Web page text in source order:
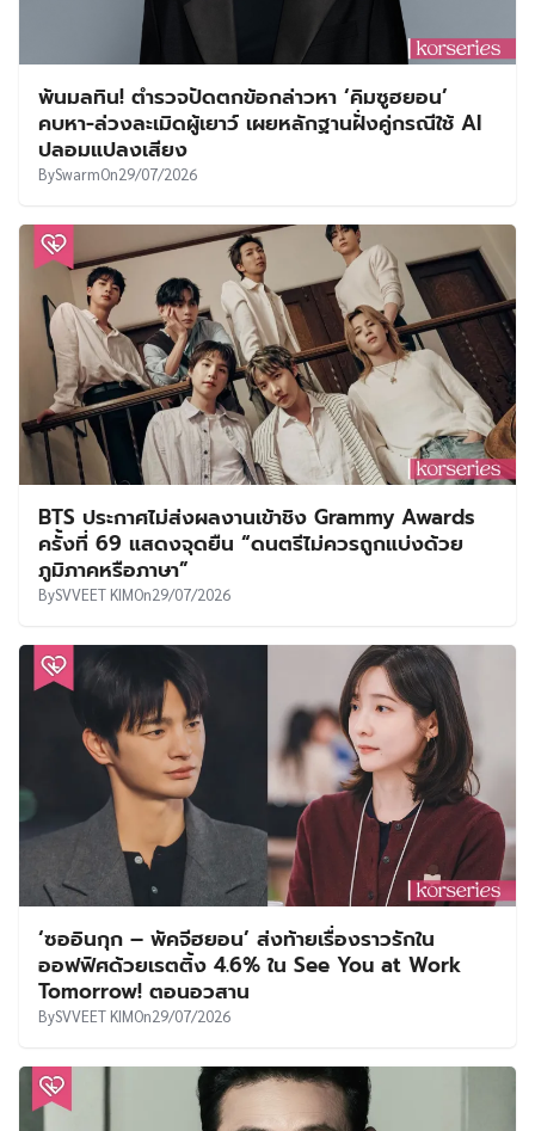
พ้นมลทิน! ตำรวจปัดตกข้อกล่าวหา ‘คิมซูฮยอน’
คบหา-ล่วงละเมิดผู้เยาว์ เผยหลักฐานฝั่งคู่กรณีใช้ AI
ปลอมแปลงเสียง
BySwarmOn29/07/2026
BTS ประกาศไม่ส่งผลงานเข้าชิง Grammy Awards
ครั้งที่ 69 แสดงจุดยืน “ดนตรีไม่ควรถูกแบ่งด้วย
ภูมิภาคหรือภาษา”
BySVVEET KIMOn29/07/2026
‘ซออินกุก – พัคจีฮยอน’ ส่งท้ายเรื่องราวรักใน
ออฟฟิศด้วยเรตติ้ง 4.6% ใน See You at Work
Tomorrow! ตอนอวสาน
BySVVEET KIMOn29/07/2026